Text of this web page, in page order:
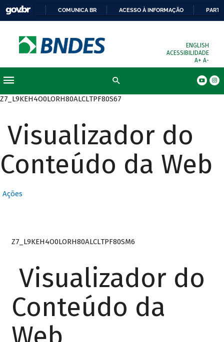
COMUNICA BR ACESSO À INFORMAÇÃO
ENGLISH
ACESSIBILIDADE
A+ A-
Z7_L9KEH4O0LORH80ALCLTPF80S67
Visualizador do
Conteúdo da Web
Ações
Z7_L9KEH4O0LORH80ALCLTPF80SM6
Visualizador do
Conteúdo da